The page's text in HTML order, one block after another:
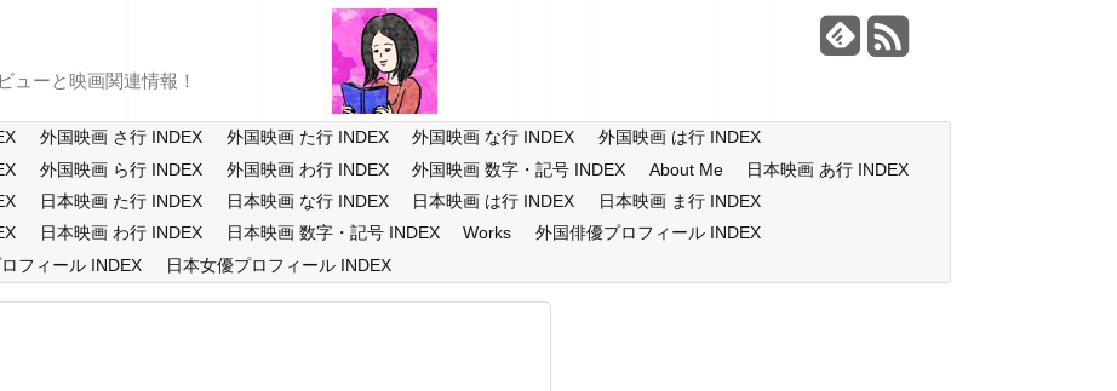
ューと映画関連情報！
外国映画 さ行 INDEX 外国映画 た行 INDEX 外国映画 な行 INDEX
外国映画 は行 INDEX
外国映画 ら行 INDEX 外国映画 わ行 INDEX 外国映画 数字・記号 INDEX About Me
日本映画 あ行 INDEX
日本映画 た行 INDEX 日本映画 な行 INDEX 日本映画 は行 INDEX
日本映画 ま行 INDEX
日本映画 わ行 INDEX 日本映画 数字・記号 INDEX Works
外国俳優プロフィール INDEX
フィール INDEX 日本女優プロフィール INDEX